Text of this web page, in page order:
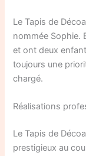
Le Tapis de
nommée Sophie.
et ont deux
toujours une
chargé.
Réalisations
Le Tapis de
prestigieux au